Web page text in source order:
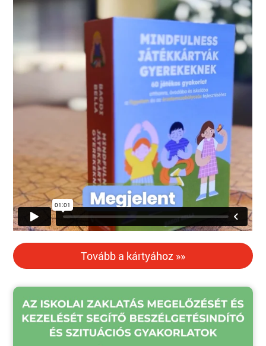
Tovább a kártyához »»